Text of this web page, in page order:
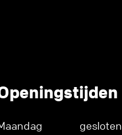
gesloten